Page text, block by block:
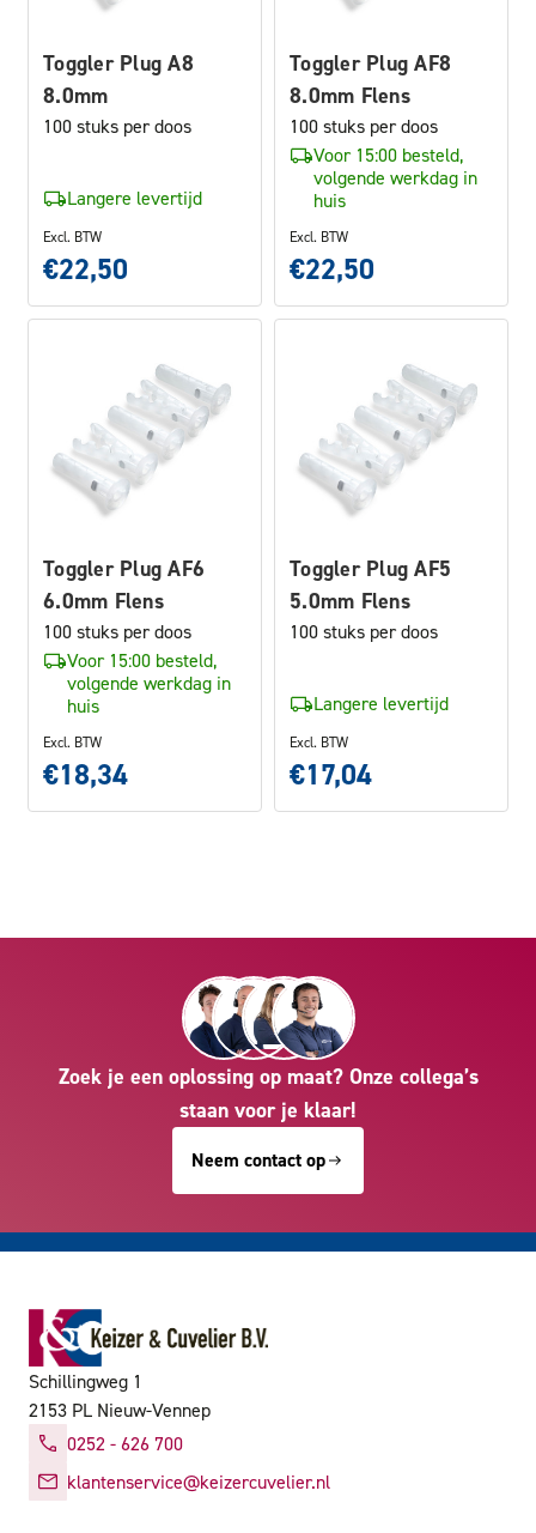
Toggler Plug A8
8.0mm
100 stuks per doos
Langere levertijd
Excl. BTW
€22,50
Toggler Plug AF8
8.0mm Flens
100 stuks per doos
Voor 15:00 besteld,
volgende werkdag in
huis
Excl. BTW
€22,50
Toggler Plug AF6
6.0mm Flens
100 stuks per doos
Voor 15:00 besteld,
volgende werkdag in
huis
Excl. BTW
€18,34
Toggler Plug AF5
5.0mm Flens
100 stuks per doos
Langere levertijd
Excl. BTW
€17,04
Zoek je een oplossing op maat? Onze collega’s
staan voor je klaar!
Neem contact op
Schillingweg 1
2153 PL Nieuw-Vennep
0252 - 626 700
klantenservice@keizercuvelier.nl